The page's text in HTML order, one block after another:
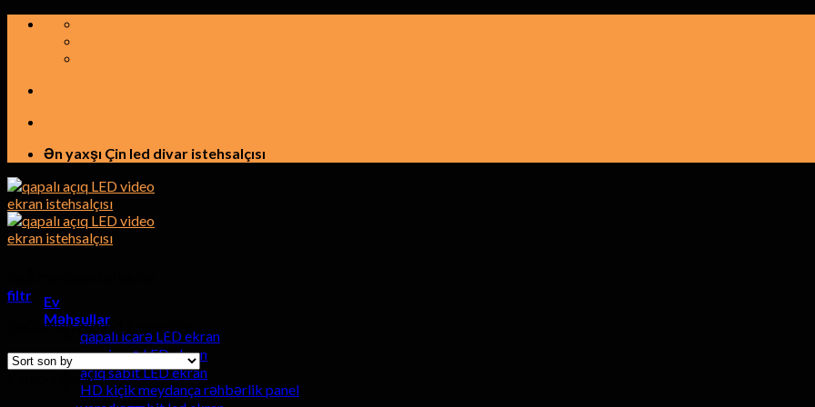
Tərkibindəkinə
Ən yaxşı Çin led divar istehsalçısı
Ev
Məhsullar
qapalı icarə LED ekran
açıq icarə LED ekran
açıq sabit LED ekran
HD kiçik meydança rəhbərlik panel
filtr
Göstərilən bütün 11 nəticələr
Kateqoriyalar